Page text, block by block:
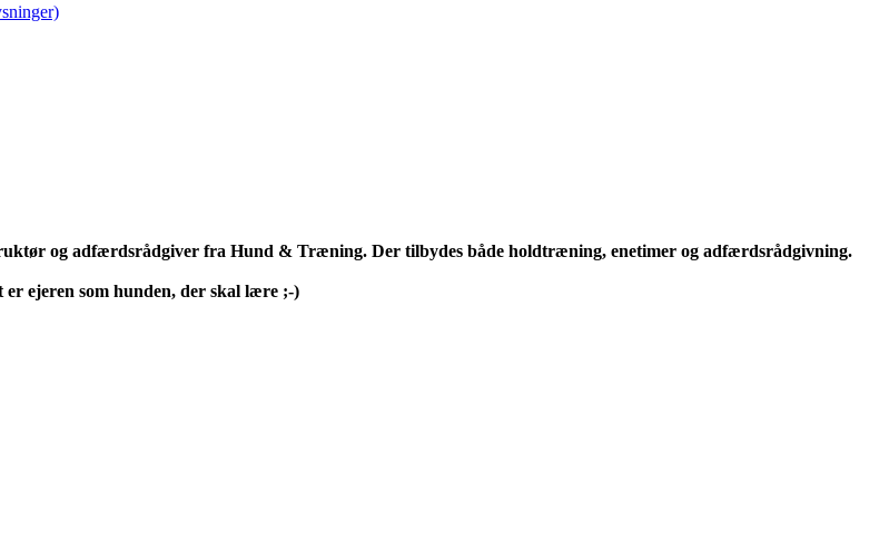
og adfærdsrådgiver fra Hund & Træning. Der tilbydes både holdtræning, enetimer og adfærdsrådgivning.
ejeren som hunden, der skal lære ;-)